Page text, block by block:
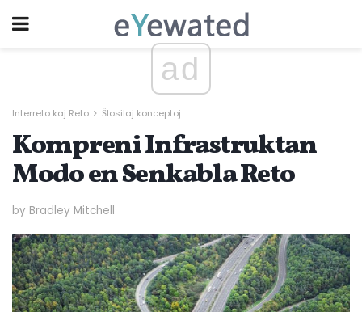
ad
Interreto kaj Reto Ŝlosilaj konceptoj
Kompreni Infrastruktan
Modo en Senkabla Reto
by Bradley Mitchell